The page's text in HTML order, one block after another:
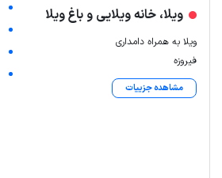
ویلا، خانه ویلایی و باغ ویلا
ویلا به همراه دامداری
فیروزه
مشاهده جزییات